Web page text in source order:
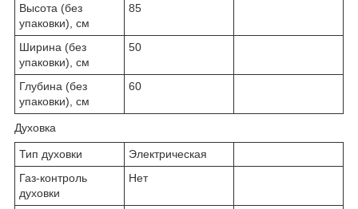
Высота (без
упаковки), см
85
Ширина (без
упаковки), см
50
Глубина (без
упаковки), см
60
Духовка
Тип духовки
Электрическая
Газ-контроль
духовки
Нет